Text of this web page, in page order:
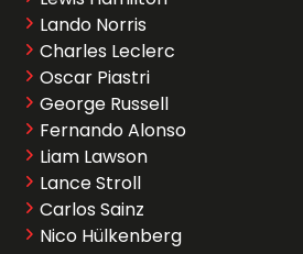
Lando Norris
Charles Leclerc
Oscar Piastri
George Russell
Fernando Alonso
Liam Lawson
Lance Stroll
Carlos Sainz
Nico Hülkenberg